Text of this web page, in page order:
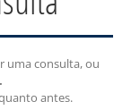
uma consulta, ou
antes.